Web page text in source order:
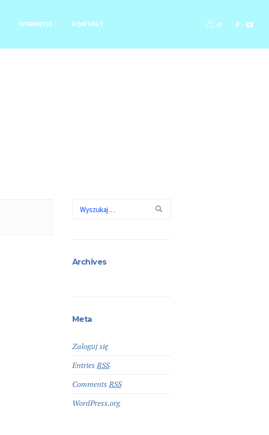
0
WSPARCIE KONTAKT
Archives
Meta
Zaloguj się
EntriesRSS
CommentsRSS
WordPress.org